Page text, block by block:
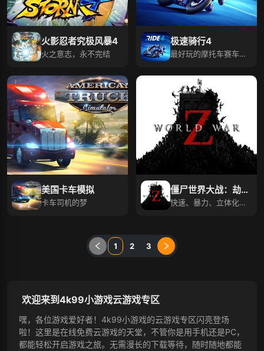
火影忍者究极风暴4
火之意志，永不完结
极速骑行4
最好玩的摩托车赛车游
美国卡车模拟
卡车司机的梦
僵尸世界大战：劫后
余生
快速、暴力、立体化僵
1 2 3
欢迎来到4k99小游戏云游戏专区
嘿，各位游戏爱好者！4k99小游戏的云游戏专区闪亮登场
啦！这里是在线免费云游戏的天堂，不管你是用手机还是PC，
都能轻松开启游戏之旅。无需漫长的下载等待，随时随地都能